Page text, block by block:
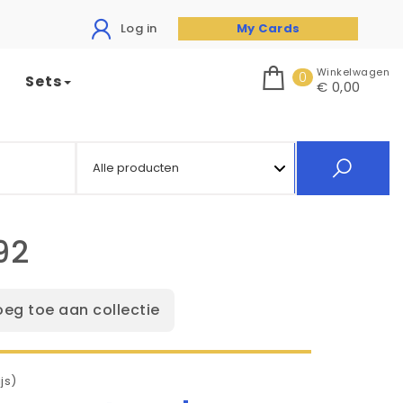
Log in My Cards
Sets 0 Winkelwagen
€ 0,00
toe aan collectie